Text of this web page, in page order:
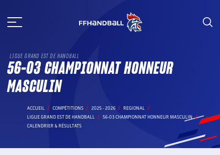
au
LIGUE GRAND EST DE HANDBALL
56-03 CHAMPIONNAT HONNEUR
MASCULIN
ACCUEIL COMPÉTITIONS 2025 - 2026
REGIONAL
LIGUE GRAND EST DE HANDBALL
56-03 CHAMPIONNAT HONNEUR MASCULIN
CALENDRIER & RÉSULTATS